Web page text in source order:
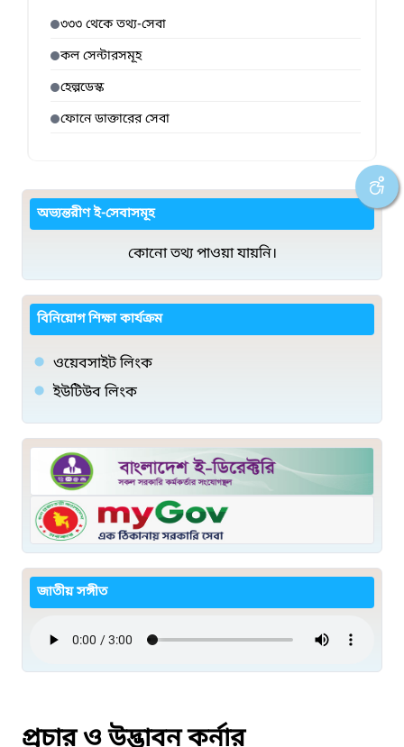
৩৩৩ থেকে তথ্য-সেবা
কল সেন্টারসমূহ
হেল্পডেস্ক
ফোনে ডাক্তারের সেবা
অভ্যন্তরীণ ই-সেবাসমূহ
কোনো তথ্য পাওয়া যায়নি।
বিনিয়োগ শিক্ষা কার্যক্রম
ওয়েবসাইট লিংক
ইউটিউব লিংক
জাতীয় সঙ্গীত
প্রচার ও উদ্ভাবন কর্নার